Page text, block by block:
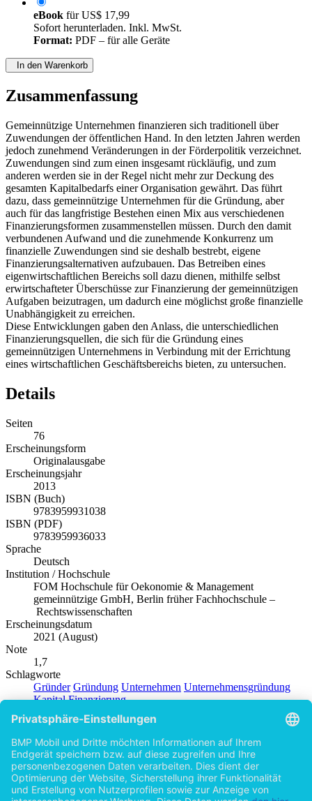
eBook fürUS$ 17,99
Sofort herunterladen. Inkl. MwSt.
Format: PDF – für alle Geräte
In den Warenkorb
Zusammenfassung
Gemeinnützige Unternehmen finanzieren sich traditionell über
Zuwendungen der öffentlichen Hand. In den letzten Jahren werden
jedoch zunehmend Veränderungen in der Förderpolitik verzeichnet.
Zuwendungen sind zum einen insgesamt rückläufig, und zum
anderen werden sie in der Regel nicht mehr zur Deckung des
gesamten Kapitalbedarfs einer Organisation gewährt. Das führt
dazu, dass gemeinnützige Unternehmen für die Gründung, aber
auch für das langfristige Bestehen einen Mix aus verschiedenen
Finanzierungsformen zusammenstellen müssen. Durch den damit
verbundenen Aufwand und die zunehmende Konkurrenz um
finanzielle Zuwendungen sind sie deshalb bestrebt, eigene
Finanzierungsalternativen aufzubauen. Das Betreiben eines
eigenwirtschaftlichen Bereichs soll dazu dienen, mithilfe selbst
erwirtschafteter Überschüsse zur Finanzierung der gemeinnützigen
Aufgaben beizutragen, um dadurch eine möglichst große finanzielle
Unabhängigkeit zu erreichen.
Diese Entwicklungen gaben den Anlass, die unterschiedlichen
Finanzierungsquellen, die sich für die Gründung eines
gemeinnützigen Unternehmens in Verbindung mit der Errichtung
eines wirtschaftlichen Geschäftsbereichs bieten, zu untersuchen.
Details
Seiten
76
Erscheinungsform
Originalausgabe
Erscheinungsjahr
2013
ISBN (Buch)
9783959931038
ISBN (PDF)
9783959936033
Sprache
Deutsch
Institution / Hochschule
FOM Hochschule für Oekonomie & Management
gemeinnützige GmbH, Berlin früher Fachhochschule –
Rechtswissenschaften
Erscheinungsdatum
2021 (August)
Note
1,7
Schlagworte
Gründer Gründung Unternehmen Unternehmensgründung
Kapital Finanzierung
Produktsicherheit
BACHELOR + MASTER Publishing
Autor
Monika Lentz (Autor:in)